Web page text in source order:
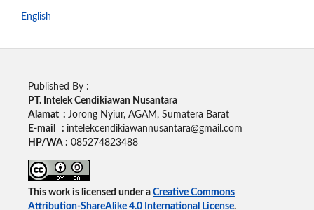
English
Published By :
PT. Intelek Cendikiawan Nusantara
Alamat : Jorong Nyiur, AGAM, Sumatera Barat
E-mail : intelekcendikiawannusantara@gmail.com
HP/WA : 085274823488
This work is licensed under a Creative Commons
Attribution-ShareAlike 4.0 International License.